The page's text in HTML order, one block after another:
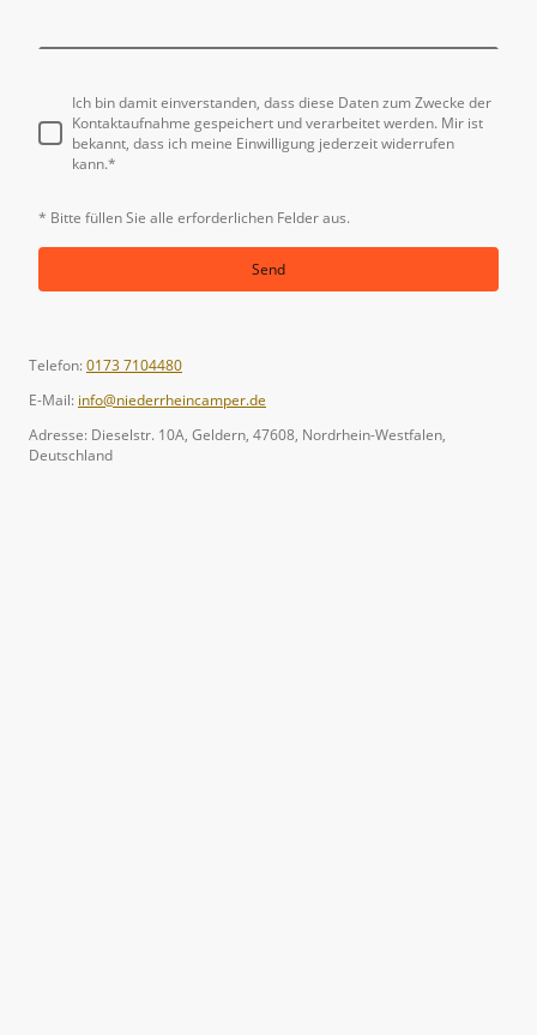
Ich bin damit einverstanden, dass diese Daten zum Zwecke der
Kontaktaufnahme gespeichert und verarbeitet werden. Mir ist
bekannt, dass ich meine Einwilligung jederzeit widerrufen
kann.*
* Bitte füllen Sie alle erforderlichen Felder aus.
Send
Telefon:0173 7104480
E-Mail: info@niederrheincamper.de
Adresse: Dieselstr. 10A, Geldern, 47608, Nordrhein-Westfalen,
Deutschland